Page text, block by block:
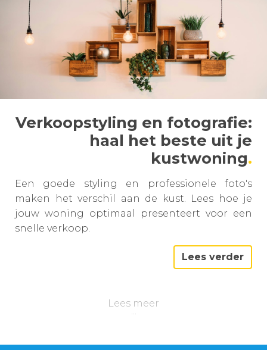
Verkoopstyling en fotografie:
haal het beste uit je
kustwoning
Een goede styling en professionele foto's
maken het verschil aan de kust. Lees hoe je
jouw woning optimaal presenteert voor een
snelle verkoop.
Lees verder
Lees meer